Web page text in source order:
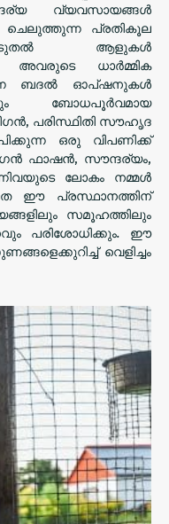
വ്യവസായങ്ങൾ
ചെലുത്തുന്ന പ്രതികൂല
കൂടുതൽ ആളുകൾ
അവരുടെ ധാർമ്മിക
ബദൽ ഓപ്ഷനുകൾ
ബോധപൂർവമായ
പരിസ്ഥിതി സൗഹൃദ
ഒരു വിപണിക്ക്
ഫാഷൻ, സൗന്ദര്യം,
ലോകം നമ്മൾ
ഈ പ്രസ്ഥാനത്തിന്
സമൂഹത്തിലും
പരിശോധിക്കും. ഈ
വെളിച്ചം